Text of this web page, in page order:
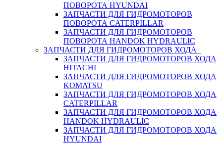
ПОВОРОТА HYUNDAI
ЗАПЧАСТИ ДЛЯ ГИДРОМОТОРОВ
ПОВОРОТА CATERPILLAR
ЗАПЧАСТИ ДЛЯ ГИДРОМОТОРОВ
ПОВОРОТА HANDOK HYDRAULIC
ЗАПЧАСТИ ДЛЯ ГИДРОМОТОРОВ ХОДА
ЗАПЧАСТИ ДЛЯ ГИДРОМОТОРОВ ХОДА
HITACHI
ЗАПЧАСТИ ДЛЯ ГИДРОМОТОРОВ ХОДА
KOMATSU
ЗАПЧАСТИ ДЛЯ ГИДРОМОТОРОВ ХОДА
CATERPILLAR
ЗАПЧАСТИ ДЛЯ ГИДРОМОТОРОВ ХОДА
HANDOK HYDRAULIC
ЗАПЧАСТИ ДЛЯ ГИДРОМОТОРОВ ХОДА
HYUNDAI